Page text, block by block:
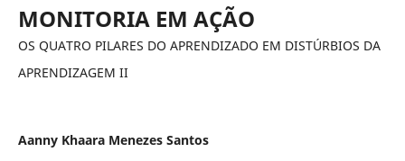
MONITORIA EM AÇÃO
OS QUATRO PILARES DO APRENDIZADO EM DISTÚRBIOS DA
APRENDIZAGEM II
Aanny Khaara Menezes Santos